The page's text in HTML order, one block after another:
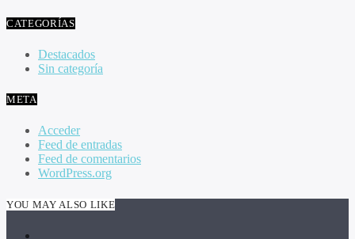
CATEGORÍAS
Destacados
Sin categoría
META
Acceder
Feed de entradas
Feed de comentarios
WordPress.org
YOU MAY ALSO LIKE